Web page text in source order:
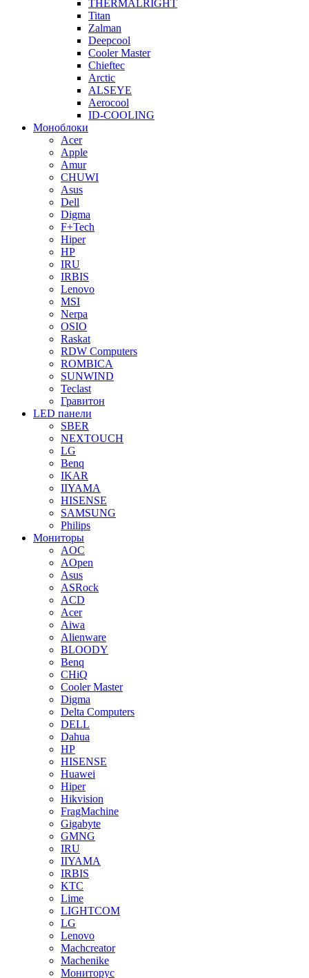
THERMALRIGHT
Titan
Zalman
Deepcool
Cooler Master
Chieftec
Arctic
ALSEYE
Aerocool
ID-COOLING
Моноблоки
Acer
Apple
Amur
CHUWI
Asus
Dell
Digma
F+Tech
Hiper
HP
IRU
IRBIS
Lenovo
MSI
Nerpa
OSIO
Raskat
RDW Computers
ROMBICA
SUNWIND
Teclast
Гравитон
LED панели
SBER
NEXTOUCH
LG
Benq
IKAR
IIYAMA
HISENSE
SAMSUNG
Philips
Мониторы
AOC
AOpen
Asus
ASRock
ACD
Acer
Aiwa
Alienware
BLOODY
Benq
CHiQ
Cooler Master
Digma
Delta Computers
DELL
Dahua
HP
HISENSE
Huawei
Hiper
Hikvision
FragMachine
Gigabyte
GMNG
IRU
IIYAMA
IRBIS
KTC
Lime
LIGHTCOM
LG
Lenovo
Machcreator
Machenike
Мониторус